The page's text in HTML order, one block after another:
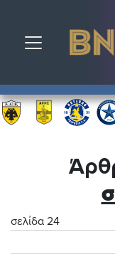
Toggle
σελίδα 24